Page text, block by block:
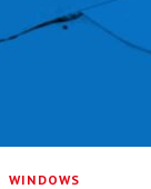
WINDOWS